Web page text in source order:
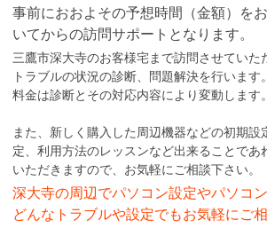
事前におおよその予想時間（金額）を
いてからの訪問サポートとなります。
三鷹市深大寺のお客様宅まで訪問させていた
トラブルの状況の診断、問題解決を行います。
料金は診断とその対応内容により変動します。
また、新しく購入した周辺機器などの初期設
定、利用方法のレッスンなど出来ることであ
いただきますので、お気軽にご相談下さい。
深大寺の周辺でパソコン設定やパソコ
どんなトラブルや設定でもお気軽にご相